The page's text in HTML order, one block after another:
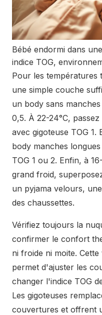
Bébé endormi dans
indice TOG,
Pour les températures
une simple couche
un body sans
0,5. À 22-24°C,
avec gigoteuse TOG 1.
body manches
TOG 1 ou 2. Enfin, à
grand froid,
un pyjama velours,
des chaussettes.
Vérifiez toujours la
confirmer le confort
ni froide ni moite.
permet d'ajuster les
changer l'indice TOG
Les gigoteuses
couvertures et offrent